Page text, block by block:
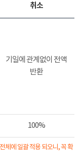
취소
기일에 관계없이 전액
반환
100%
체에 일괄 적용 되오니, 꼭 확